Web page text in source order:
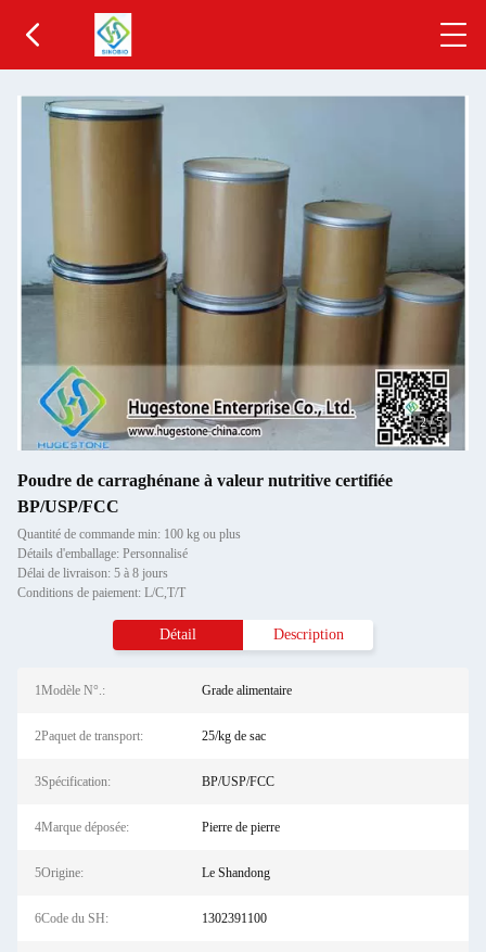
2/5
Poudre de carraghénane à valeur nutritive certifiée
BP/USP/FCC
Quantité de commande min: 100 kg ou plus
Détails d'emballage: Personnalisé
Délai de livraison: 5 à 8 jours
Conditions de paiement: L/C,T/T
Détail Description
1Modèle N°.: Grade alimentaire
2Paquet de transport: 25/kg de sac
3Spécification: BP/USP/FCC
4Marque déposée: Pierre de pierre
5Origine: Le Shandong
6Code du SH: 1302391100